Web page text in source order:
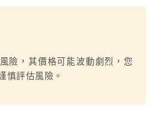
險，其價格可能波動劇烈，您
慎評估風險。